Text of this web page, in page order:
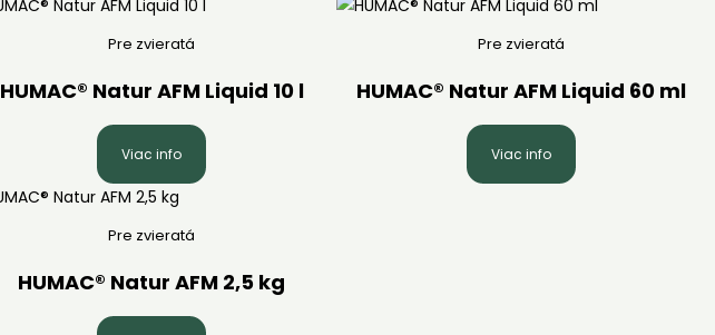
Pre zvieratá
HUMAC® Natur AFM Liquid 10 l
Viac info
Pre zvieratá
HUMAC® Natur AFM Liquid 60 ml
Viac info
Pre zvieratá
HUMAC® Natur AFM 2,5 kg